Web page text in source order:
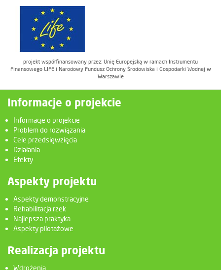
projekt współfinansowany przez: Unię Europejską w ramach Instrumentu
Finansowego LIFE i Narodowy Fundusz Ochrony Środowiska i Gospodarki Wodnej w
Warszawie
Informacje o projekcie
Informacje o projekcie
Problem do rozwiązania
Cele przedsięwzięcia
Działania
Efekty
Aspekty projektu
Aspekty demonstracyjne
Rehabilitacja rzek
Najlepsza praktyka
Aspekty pilotażowe
Realizacja projektu
Wdrożenia